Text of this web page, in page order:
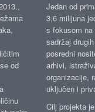
od
Jedan od
3,6 milijuna
s fokusom
sadržaj
posredni
arhivi,
organizacije,
uključen i
Cilj projekta